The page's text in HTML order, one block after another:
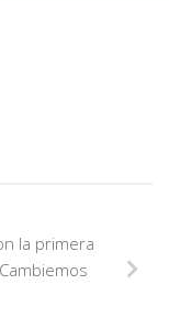
la primera